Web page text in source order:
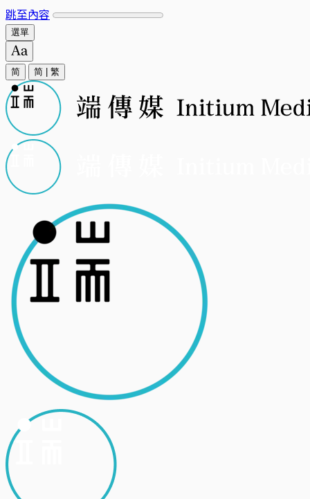
跳至內容
選單
简 简 繁